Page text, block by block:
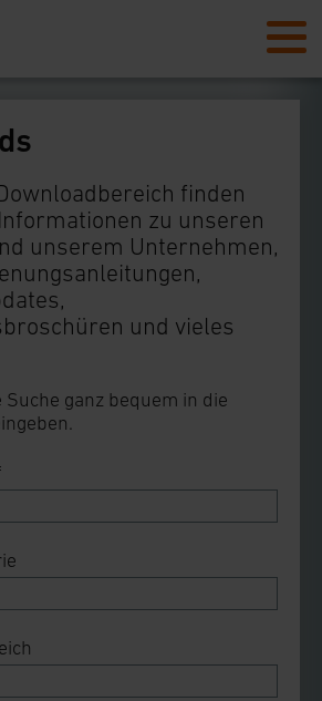
finden
zu unseren
unserem Unternehmen,
und vieles
Suche ganz bequem in die